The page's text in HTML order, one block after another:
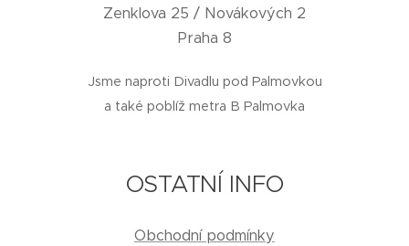
Zenklova 25 / Novákových 2
Praha 8
Jsme naproti Divadlu pod Palmovkou
a také poblíž metra B Palmovka
OSTATNÍ INFO
Obchodní podmínky